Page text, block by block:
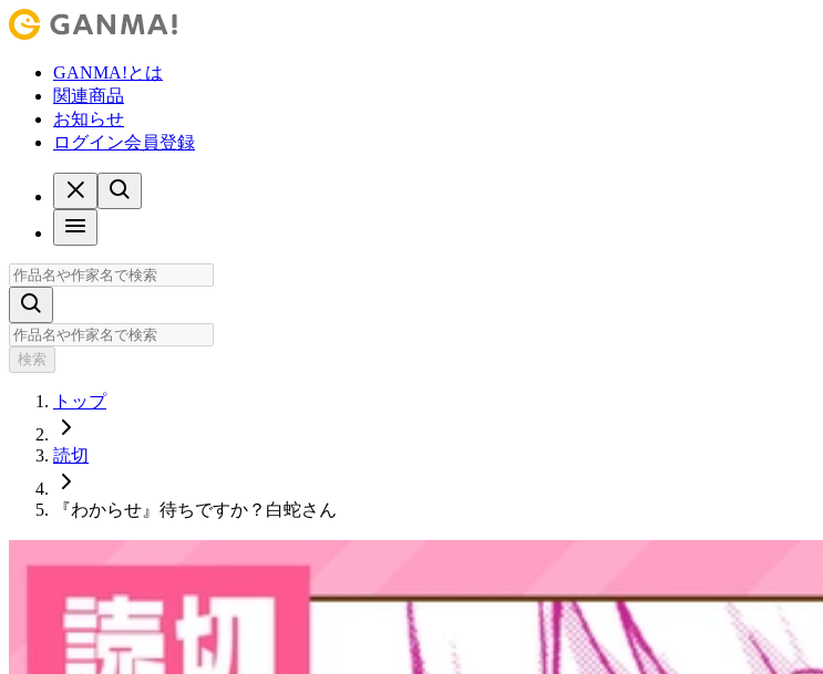
GANMA!とは
関連商品
お知らせ
ログイン会員登録
検索
トップ
読切
『わからせ』待ちですか？白蛇さん